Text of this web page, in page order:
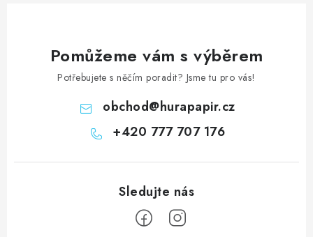
Pomůžeme vám s výběrem
Potřebujete s něčím poradit? Jsme tu pro vás!
obchod@hurapapir.cz
+420 777 707 176